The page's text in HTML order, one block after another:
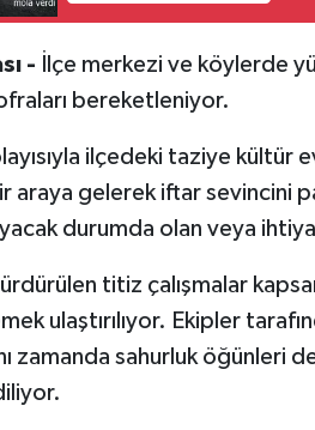
-
İlçe merkezi ve köylerde
bereketleniyor.
ilçedeki taziye
araya gelerek iftar sevincini
durumda olan veya
titiz çalışmalar
ulaştırılıyor. Ekipler
zamanda sahurluk öğünleri